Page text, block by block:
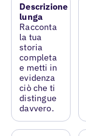
Descrizione
lunga
Racconta
la tua
storia
completa
e metti in
evidenza
ciò che ti
distingue
davvero.